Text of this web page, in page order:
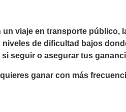
viaje en transporte público,
de dificultad bajos
seguir o asegurar tus
ganar con más